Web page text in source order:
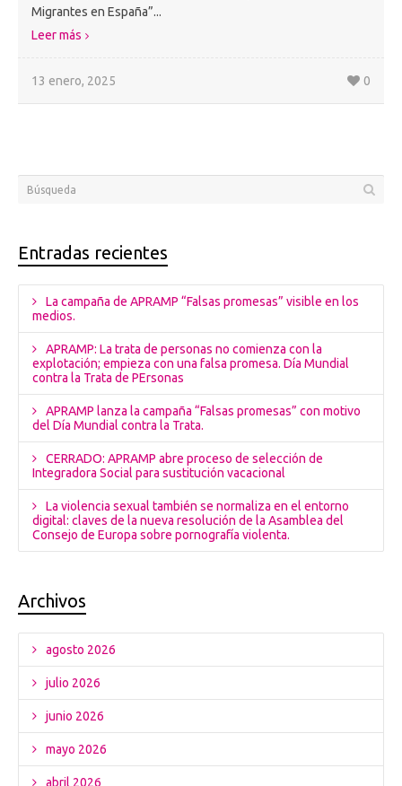
Migrantes en España”...
Leer más
13 enero, 2025 0
Entradas recientes
La campaña de APRAMP “Falsas promesas” visible en los
medios.
APRAMP: La trata de personas no comienza con la
explotación; empieza con una falsa promesa. Día Mundial
contra la Trata de PErsonas
APRAMP lanza la campaña “Falsas promesas” con motivo
del Día Mundial contra la Trata.
CERRADO: APRAMP abre proceso de selección de
Integradora Social para sustitución vacacional
La violencia sexual también se normaliza en el entorno
digital: claves de la nueva resolución de la Asamblea del
Consejo de Europa sobre pornografía violenta.
Archivos
agosto 2026
julio 2026
junio 2026
mayo 2026
abril 2026